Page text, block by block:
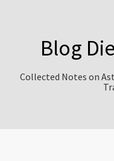
Blog
Collected Notes on